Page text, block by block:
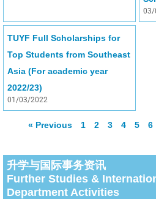
升学与国际事务资讯
Further Studies &
Department Activities
03/
TUYF Full Scholarships for
Top Students from Southeast
Asia (For academic year
2022/23)
01/03/2022
« Previous 1 2 3 4 5 6